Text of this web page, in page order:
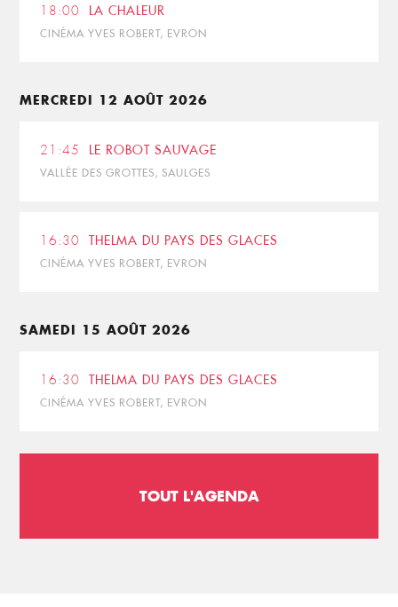
18:00 LA CHALEUR
CINÉMA YVES ROBERT, EVRON
MERCREDI 12 AOÛT 2026
21:45 LE ROBOT SAUVAGE
VALLÉE DES GROTTES, SAULGES
16:30 THELMA DU PAYS DES GLACES
CINÉMA YVES ROBERT, EVRON
SAMEDI 15 AOÛT 2026
16:30 THELMA DU PAYS DES GLACES
CINÉMA YVES ROBERT, EVRON
TOUT L'AGENDA